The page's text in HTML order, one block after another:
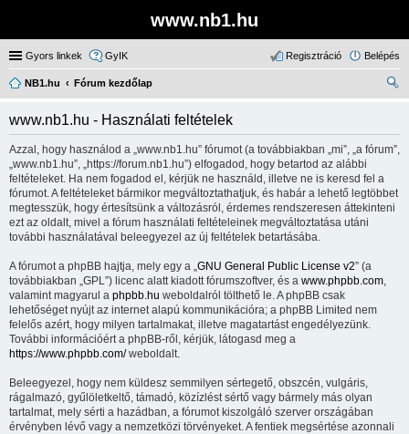
www.nb1.hu
Gyors linkek GyIK Belépés
Regisztráció
NB1.hu
Fórum kezdőlap
s
www.nb1.hu - Használati feltételek
Azzal, hogy használod a „www.nb1.hu” fórumot (a továbbiakban „mi”, „a fórum”,
„www.nb1.hu”, „https://forum.nb1.hu”) elfogadod, hogy betartod az alábbi
feltételeket. Ha nem fogadod el, kérjük ne használd, illetve ne is keresd fel a
fórumot. A feltételeket bármikor megváltoztathatjuk, és habár a lehető legtöbbet
megtesszük, hogy értesítsünk a változásról, érdemes rendszeresen áttekinteni
ezt az oldalt, mivel a fórum használati feltételeinek megváltoztatása utáni
további használatával beleegyezel az új feltételek betartásába.
A fórumot a phpBB hajtja, mely egy a „GNU General Public License v2” (a
továbbiakban „GPL”) licenc alatt kiadott fórumszoftver, és a www.phpbb.com,
valamint magyarul a phpbb.hu weboldalról tölthető le. A phpBB csak
lehetőséget nyújt az internet alapú kommunikációra; a phpBB Limited nem
felelős azért, hogy milyen tartalmakat, illetve magatartást engedélyezünk.
További információért a phpBB-ről, kérjük, látogasd meg a
https://www.phpbb.com/weboldalt.
Beleegyezel, hogy nem küldesz semmilyen sértegető, obszcén, vulgáris,
rágalmazó, gyűlöletkeltő, támadó, közízlést sértő vagy bármely más olyan
tartalmat, mely sérti a hazádban, a fórumot kiszolgáló szerver országában
érvényben lévő vagy a nemzetközi törvényeket. A fentiek megsértése azonnali